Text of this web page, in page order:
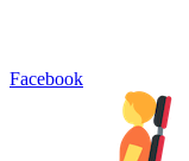
Facebook